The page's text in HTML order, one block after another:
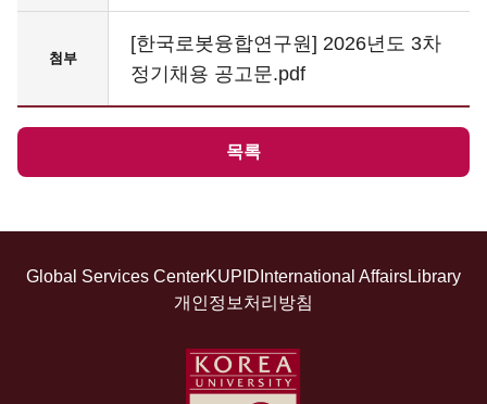
첨부
[한국로봇융합연구원] 2026년도 3차
정기채용 공고문.pdf
목록
Global Services CenterKUPID International AffairsLibrary
개인정보처리방침